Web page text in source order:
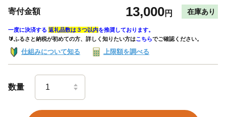
寄付金額 13,000円 在庫あり
一度に決済する 返礼品数は３つ以内を推奨しております。
🔰ふるさと納税が初めての方、詳しく知りたい方はこちらでご確認ください。
仕組みについて知る 上限額を調べる
数量